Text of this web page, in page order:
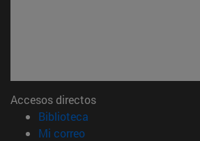
Accesos directos
Biblioteca
Mi correo(abre en nueva ventana)